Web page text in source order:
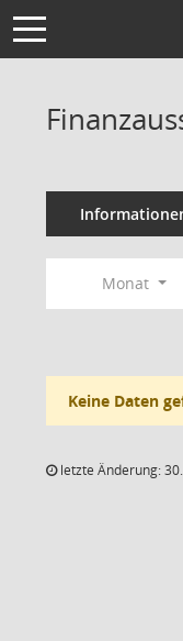
Toggle navigation
Monat
Keine Daten
letzte Änderung: